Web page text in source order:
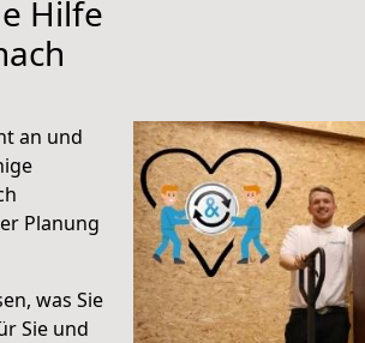
Hilfe
an und
Planung
was Sie
Sie und